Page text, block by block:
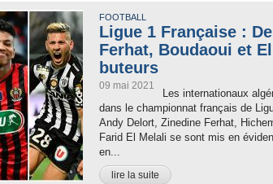
FOOTBALL
Ligue 1 Française :
Ferhat, Boudaoui et
buteurs
09 mai 2021
Les internationaux
dans le championnat français de
Andy Delort, Zinedine Ferhat,
Farid El Melali se sont mis en
en...
lire la suite